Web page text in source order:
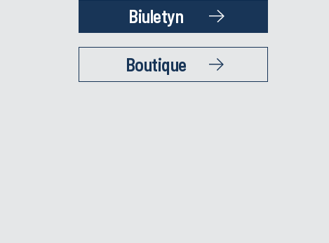
Biuletyn
Boutique